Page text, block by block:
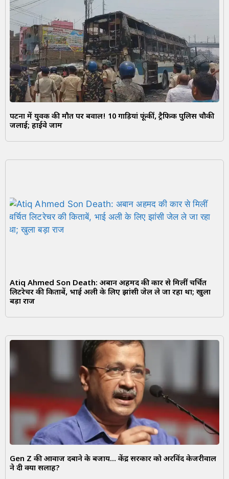
पटना में युवक की मौत पर बवाल! 10 गाड़ियां फूंकीं, ट्रैफिक पुलिस चौकी
जलाई; हाईवे जाम
Atiq Ahmed Son Death: अबान अहमद की कार से मिलीं चर्चित
लिटरेचर की किताबें, भाई अली के लिए झांसी जेल ले जा रहा था; खुला
बड़ा राज
Gen Z की आवाज दबाने के बजाय… केंद्र सरकार को अरविंद केजरीवाल
ने दी क्या सलाह?